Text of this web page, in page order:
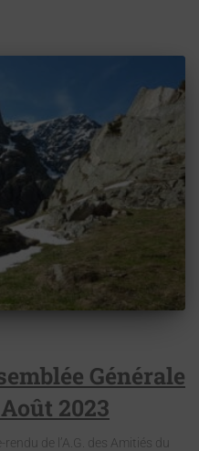
Générale
2023
de l’A.G. des Amitiés du